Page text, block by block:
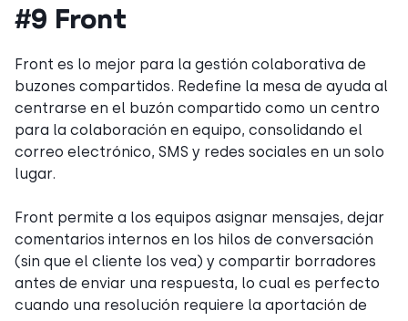
#9 Front
Front es lo mejor para la gestión colaborativa de
buzones compartidos. Redefine la mesa de ayuda al
centrarse en el buzón compartido como un centro
para la colaboración en equipo, consolidando el
correo electrónico, SMS y redes sociales en un solo
lugar.
Front permite a los equipos asignar mensajes, dejar
comentarios internos en los hilos de conversación
(sin que el cliente los vea) y compartir borradores
antes de enviar una respuesta, lo cual es perfecto
cuando una resolución requiere la aportación de